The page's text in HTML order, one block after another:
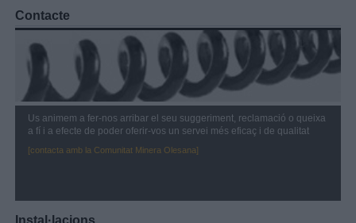
Contacte
Us animem a fer-nos arribar el seu suggeriment, reclamació o queixa
a fí i a efecte de poder oferir-vos un servei més eficaç i de qualitat
[contacta amb la Comunitat Minera Olesana]
Instal·lacions